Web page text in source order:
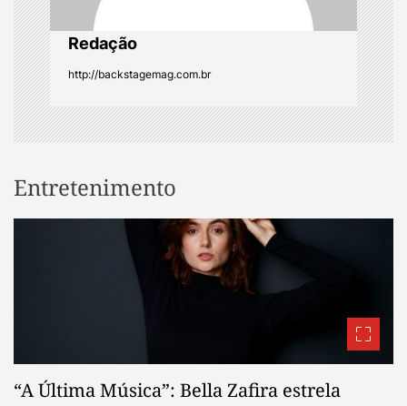
o
n
Redação
http://backstagemag.com.br
Entretenimento
“A Última Música”: Bella Zafira estrela